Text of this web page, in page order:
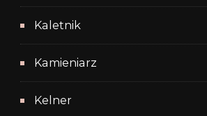
Kaletnik
Kamieniarz
Kelner